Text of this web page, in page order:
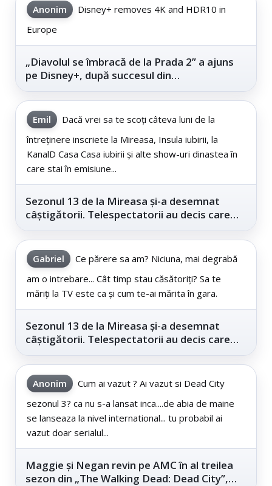
Anonim
Disney+ removes 4K and HDR10 in
Europe
„Diavolul se îmbracă de la Prada 2” a ajuns
pe Disney+, după succesul din
Emil
Dacă vrei sa te scoți câteva luni de la
întreținere inscriete la Mireasa, Insula iubirii, la
KanalD Casa Casa iubirii și alte show-uri dinastea în
care stai în emisiune...
Sezonul 13 de la Mireasa și-a desemnat
câștigătorii. Telespectatorii au decis care
Gabriel
Ce părere sa am? Niciuna, mai degrabă
am o intrebare... Cât timp stau căsătoriți? Sa te
măriți la TV este ca și cum te-ai mărita în gara.
Sezonul 13 de la Mireasa și-a desemnat
câștigătorii. Telespectatorii au decis care
Anonim
Cum ai vazut ? Ai vazut si Dead City
sezonul 3? ca nu s-a lansat inca....de abia de maine
se lanseaza la nivel international... tu probabil ai
vazut doar serialul...
Maggie și Negan revin pe AMC în al treilea
sezon din „The Walking Dead: Dead City”,